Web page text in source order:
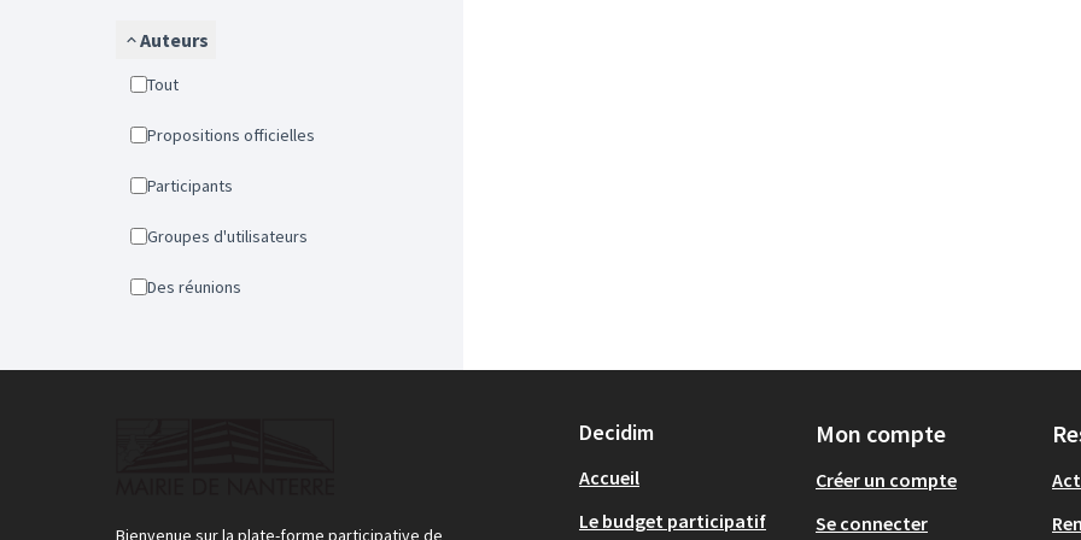
Auteurs
Tout
Propositions officielles
Participants
Groupes d'utilisateurs
Des réunions
Bienvenue sur la plate-forme participative de
Decidim
Accueil
Le budget participatif
Mon compte
Créer un compte
Se connecter